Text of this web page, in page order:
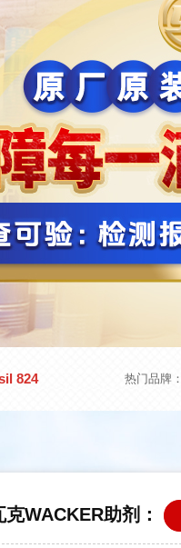
824 热门品牌：
克WACKER助剂：